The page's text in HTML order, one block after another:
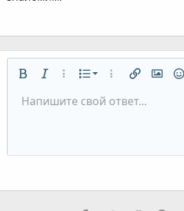
ЖирныйКурсивДополнительно...
Список Вставить
Размер шрифта
9
Цвет текста
Шрифт Arial
Зачёркнутый
Подчёркнутый
ВыравниваниеПо левому краю
Формат параграфа
Обычный
Заголовок 2
ЦитатаМедиаВставить таблицу
Вставить
Спойлер
Код
Повторить
Переключить режим работы
Удалить форматирование
ЧерновикиСохранить
Напишите свой ответ...